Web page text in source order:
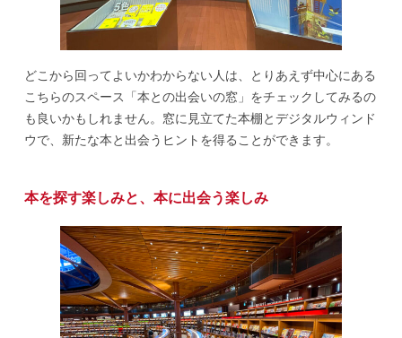
どこから回ってよいかわからない人は、とりあえず中心にある
こちらのスペース「本との出会いの窓」をチェックしてみるの
も良いかもしれません。窓に見立てた本棚とデジタルウィンド
ウで、新たな本と出会うヒントを得ることができます。
本を探す楽しみと、本に出会う楽しみ